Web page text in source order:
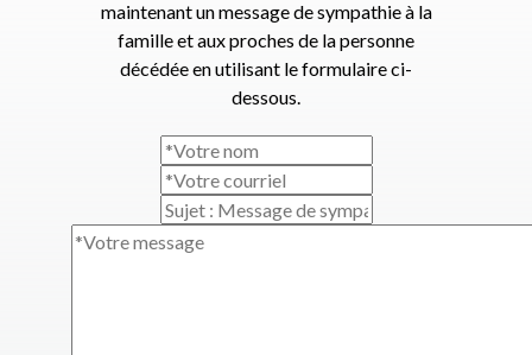
maintenant un message de sympathie à la
famille et aux proches de la personne
décédée en utilisant le formulaire ci-
dessous.